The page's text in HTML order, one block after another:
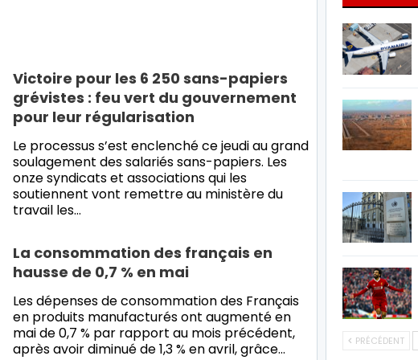
Victoire pour les 6 250 sans-papiers
grévistes : feu vert du gouvernement
pour leur régularisation
Le processus s’est enclenché ce jeudi au grand
soulagement des salariés sans-papiers. Les
onze syndicats et associations qui les
soutiennent vont remettre au ministère du
travail les…
La consommation des français en
hausse de 0,7 % en mai
Les dépenses de consommation des Français
en produits manufacturés ont augmenté en
mai de 0,7 % par rapport au mois précédent,
après avoir diminué de 1,3 % en avril, grâce… PRÉCÉDENT